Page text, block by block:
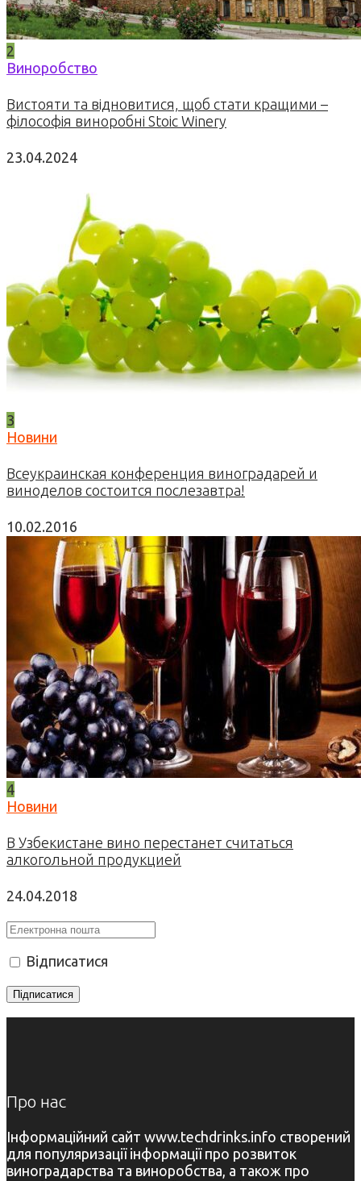
2
Виноробство
Вистояти та відновитися, щоб стати кращими –
філософія виноробні Stoic Winery
23.04.2024
3
Новини
Всеукраинская конференция виноградарей и
виноделов состоится послезавтра!
10.02.2016
4
Новини
В Узбекистане вино перестанет считаться
алкогольной продукцией
24.04.2018
Відписатися
Про нас
Інформаційний сайт www.techdrinks.info створений
для популяризації інформації про розвиток
виноградарства та виноробства, а також про